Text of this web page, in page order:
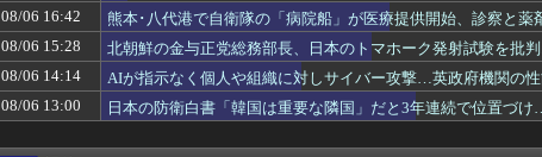
【速報】ジャンポケ斉藤の被害女性「バウムクーヘン売ったりTikTokライブ
「みんなの演奏を被災地に届けよう!」とか言い出した吹奏楽部の顧問、だ
【ニュース】 台風13号、迷走・・・
【画像】日産が社運をかけて発売するSUVｗｗｗｗｗｗｗ
「外国人は日本人と同じ生活者で、地域の担い手」…多文化共生実現への提
「移民は富の象徴」スペインが50万人の不法移民を合法化、その狙いと日
08/06 16:42
熊本･八代港で自衛隊の「病院船」が医療提供開始、診察と
08/06 15:28
北朝鮮の金与正党総務部長、日本のトマホーク発射試験を批
08/06 14:14
AIが指示なく個人や組織に対しサイバー攻撃…英政府機関の性
08/06 13:00
日本の防衛白書「韓国は重要な隣国」だと3年連続で位置づけ